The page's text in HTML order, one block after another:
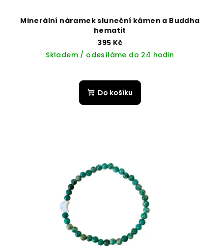
Minerální náramek sluneční kámen a Buddha
hematit
395 Kč
Skladem / odesíláme do 24 hodin
Do košíku